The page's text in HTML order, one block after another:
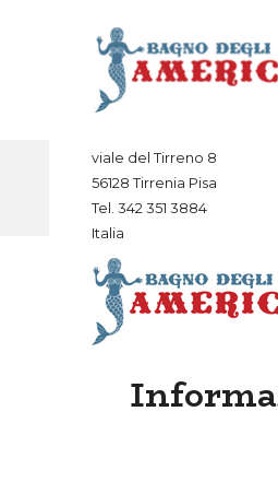
viale del Tirreno 8
56128 Tirrenia Pisa
Tel. 342 351 3884
Italia